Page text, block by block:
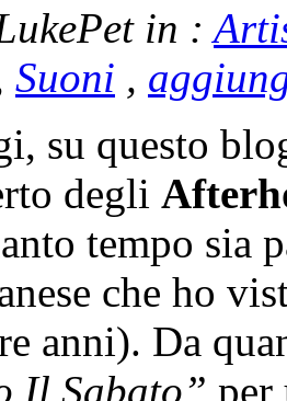
in :
Suoni ,
su questo
degli
tempo sia
che ho
anni). Da
Il Sabato” per